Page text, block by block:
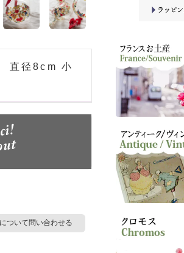
直径8cm 小
ついて問い合わせる